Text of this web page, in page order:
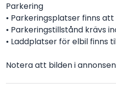
Parkering
• Parkeringsplatser finns
• Parkeringstillstånd krävs
• Laddplatser för elbil finns
Notera att bilden i